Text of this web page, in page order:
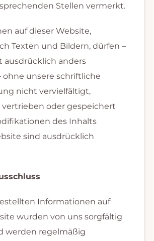
Stellen vermerkt.
auf dieser Website,
Texten und Bildern, dürfen –
ausdrücklich anders
unsere schriftliche
nicht vervielfältigt,
vertrieben oder gespeichert
des Inhalts
sind ausdrücklich
Informationen auf
wurden von uns sorgfältig
werden regelmäßig